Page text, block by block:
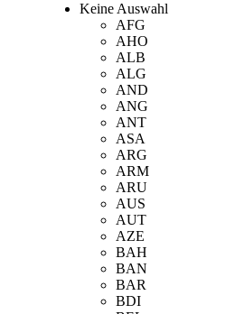
Keine Auswahl
AFG
AHO
ALB
ALG
AND
ANG
ANT
ASA
ARG
ARM
ARU
AUS
AUT
AZE
BAH
BAN
BAR
BDI